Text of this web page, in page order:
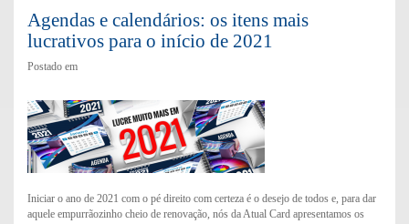
Agendas e calendários: os itens mais
lucrativos para o início de 2021
Postado em
Iniciar o ano de 2021 com o pé direito com certeza é o desejo de todos e, para dar
aquele empurrãozinho cheio de renovação, nós da Atual Card apresentamos os